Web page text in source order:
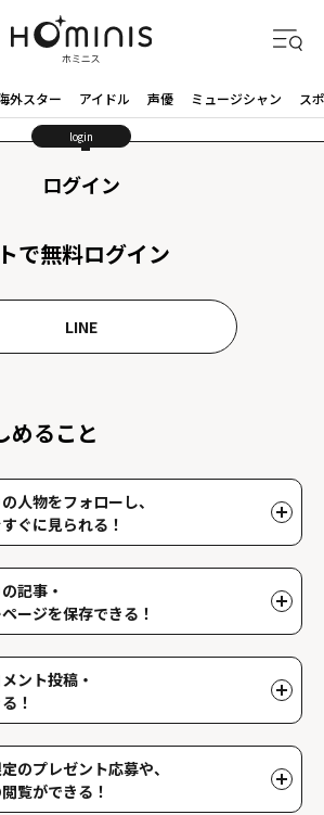
外スター アイドル 声優 ミュージシャン ス
login
ログイン
で無料ログイン
LINE
めること
人物をフォローし、
ぐに見られる！
することで、マイページで好きな人物の関連
できます。好きな人物一覧はマイページで確
記事・
ージを保存できる！
ーページを保存し、マイページでいつでも閲
。
ント投稿・
！
想などのコメントができ、他のファンが投稿
とができます。
のプレゼント応募や、
覧ができる！